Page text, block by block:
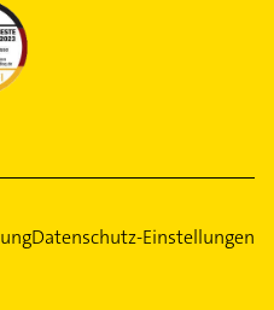
Datenschutz-Einstellungen